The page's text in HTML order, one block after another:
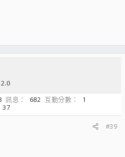
訊息 682 互動分數
1
37
#39